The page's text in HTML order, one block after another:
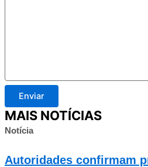
Enviar
MAIS NOTÍCIAS
Notícia
Autoridades confirmam